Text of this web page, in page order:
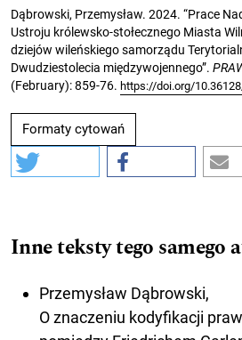
Dąbrowski, Przemysław. 2024. “Prace
Ustroju królewsko-stołecznego Miasta
dziejów wileńskiego samorządu
Dwudziestolecia międzywojennego”.
(February): 859-76. https://doi.org/
Formaty cytowań
Inne teksty tego samego
Przemysław Dąbrowski,
O znaczeniu kodyfikacji